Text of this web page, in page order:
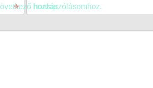
honlap
hozzászólásomhoz.